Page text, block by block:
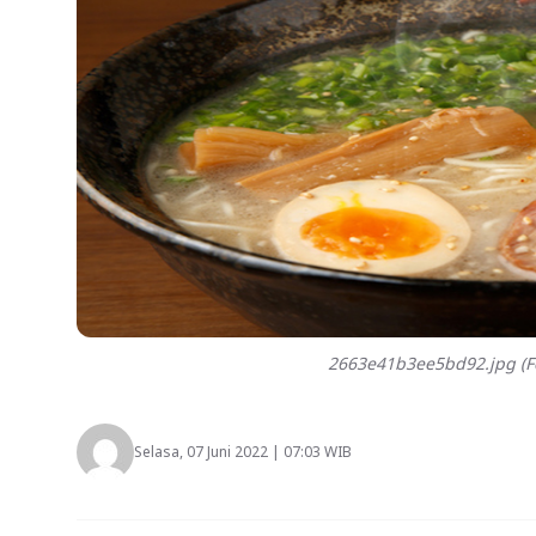
2663e41b3ee5bd92.jpg
Selasa, 07 Juni 2022 | 07:03 WIB